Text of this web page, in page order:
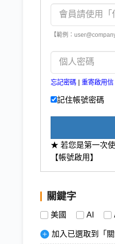
【範例：
忘記密碼 重寄啟用信
記住帳號密碼
★ 若您是第一次
【帳號啟用】
關鍵字
美國 AI
加入已選取到「關